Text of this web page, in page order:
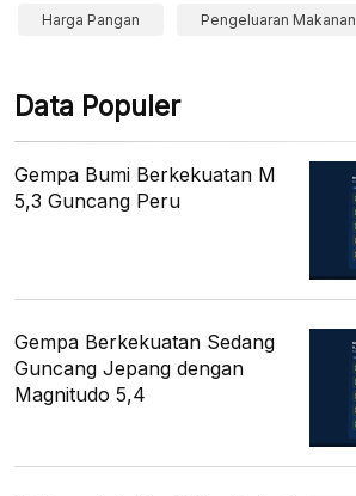
Harga Pangan Pengeluaran Makanan
Data Populer
Gempa Bumi Berkekuatan M
5,3 Guncang Peru
Gempa Berkekuatan Sedang
Guncang Jepang dengan
Magnitudo 5,4